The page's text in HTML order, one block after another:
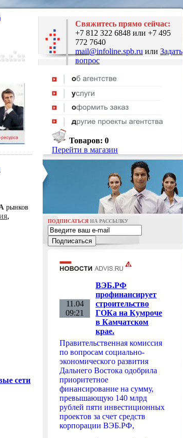
Свяжитесь прямо сейчас:
+7 812 322 6848 или +7 495
772 7640
mail@infoline.spb.ru или Задать
вопрос
Товаров: 0
Перейти в магазин
рынков
,
сети
ПОДПИСАТЬСЯ НА РАССЫЛКУ
11.04
09:21
ВЭБ.РФ
профинансирует
строительство
ГОКа на Кумроче
в Камчатском
крае.
Правительственная комиссия
по вопросам социально-
экономического развития
Дальнего Востока одобрила
приоритетное
финансирование на сумму,
превышающую 140 млрд
рублей пяти инвестиционных
проектов за счет средств
корпорации ВЭБ.РФ,